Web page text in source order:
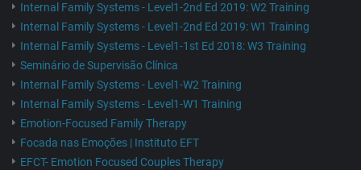
Internal Family Systems - Level1-2nd Ed 2019: W2 Training
Internal Family Systems - Level1-2nd Ed 2019: W1 Training
Internal Family Systems - Level1-1st Ed 2018: W3 Training
Seminário de Supervisão Clínica
Internal Family Systems - Level1-W2 Training
Internal Family Systems - Level1-W1 Training
Emotion-Focused Family Therapy
Focada nas Emoções | Instituto EFT
EFCT- Emotion Focused Couples Therapy